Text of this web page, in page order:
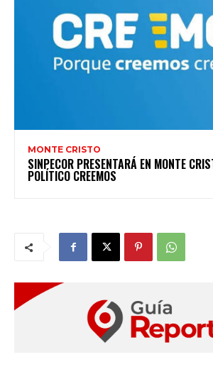
MONTE CRISTO
SINPECOR PRESENTARÁ EN MONTE
POLÍTICO CREEMOS